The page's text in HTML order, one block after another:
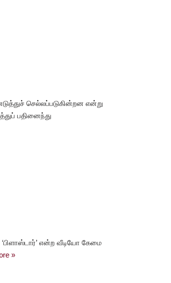
செல்லப்படுகின்றன என்று
பதினைந்து
என்ற வீடியோ கேமை
»